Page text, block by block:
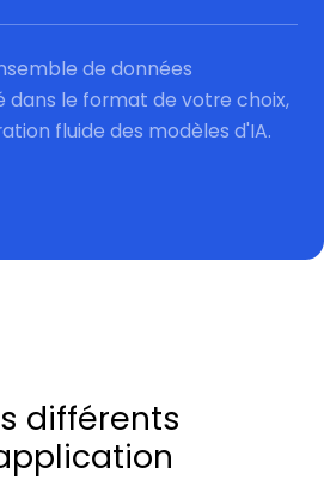
de données
le format de votre choix,
fluide des modèles d'IA.
différents